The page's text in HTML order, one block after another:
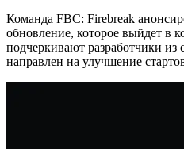
Команда FBC: Firebreak
обновление, которое выйдет в
подчеркивают разработчики из
направлен на улучшение